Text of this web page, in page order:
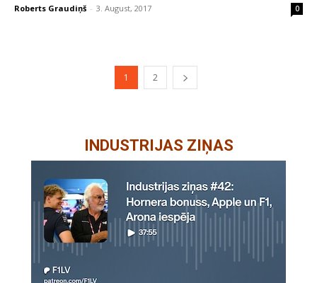
Roberts Graudiņš - 3. August, 2017 0
1 2
INDUSTRIJAS ZIŅAS